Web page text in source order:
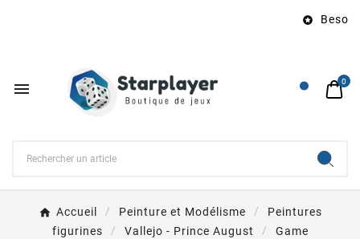
 Besoin
 0
Accueil Peinture et Modélisme
Peintures
figurines
Vallejo - Prince August
Game